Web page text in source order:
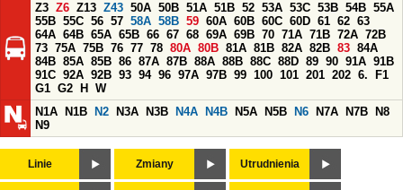
Z3 Z6 Z13 Z43 50A 50B 51A 51B 52 53A 53C 53B 54B 55A
55B 55C 56 57 58A 58B 59 60A 60B 60C 60D 61 62 63
64A 64B 65A 65B 66 67 68 69A 69B 70 71A 71B 72A 72B
73 75A 75B 76 77 78 80A 80B 81A 81B 82A 82B 83 84A
84B 85A 85B 86 87A 87B 88A 88B 88C 88D 89 90 91A 91B
91C 92A 92B 93 94 96 97A 97B 99 100 101 201 202 6.
F1
G1 G2 H
W
N1A
N1B N2 N3A N3B N4A N4B N5A N5B N6 N7A N7B
N8
N9
Linie Zmiany Utrudnienia